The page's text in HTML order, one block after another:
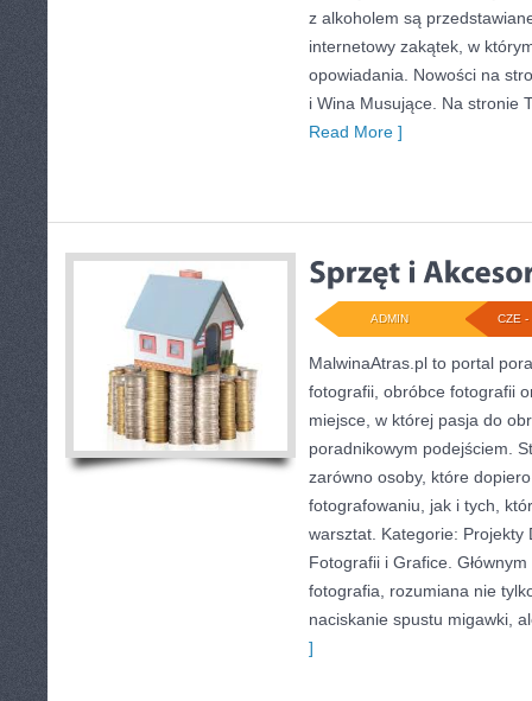
z alkoholem są
internetowy zakątek, w
opowiadania. Nowości na
i Wina Musujące. Na stronie
Read More ]
CZE -
ADMIN
MalwinaAtras.pl to portal
fotografii, obróbce fotografii
miejsce, w której pasja do
poradnikowym podejściem.
zarówno osoby, które
fotografowaniu, jak i tych,
warsztat. Kategorie: Projekty
Fotografii i Grafice.
fotografia, rozumiana nie
naciskanie spustu migawki,
]